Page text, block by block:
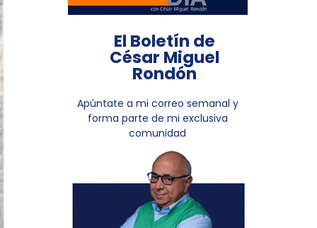
El Boletín de
César Miguel
Rondón
Apúntate a mi correo semanal y
forma parte de mi exclusiva
comunidad